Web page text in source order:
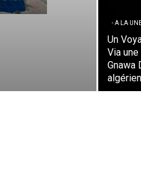
- A LA UNE